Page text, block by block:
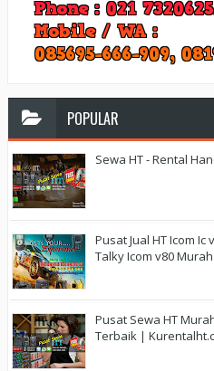
POPULAR
Sewa HT - Rental
Pusat Jual HT Icom Ic
Talky Icom v80 Murah
Pusat Sewa HT
Terbaik |